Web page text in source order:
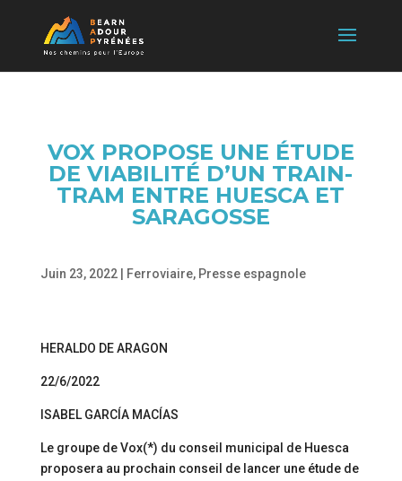
VOX PROPOSE UNE ÉTUDE
DE VIABILITÉ D’UN TRAIN-
TRAM ENTRE HUESCA ET
SARAGOSSE
Juin 23, 2022| Ferroviaire, Presse espagnole
HERALDO DE ARAGON
22/6/2022
ISABEL GARCÍA MACÍAS
Le groupe de Vox(*) du conseil municipal de Huesca
proposera au prochain conseil de lancer une étude de